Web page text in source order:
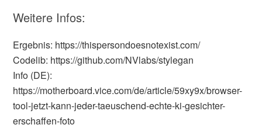
Weitere Infos:
Ergebnis: https://thispersondoesnotexist.com/
Codelib: https://github.com/NVlabs/stylegan
Info (DE):
https://motherboard.vice.com/de/article/59xy9x/browser-
tool-jetzt-kann-jeder-taeuschend-echte-ki-gesichter-
erschaffen-foto